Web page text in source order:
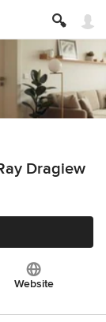
Dragiew
Website